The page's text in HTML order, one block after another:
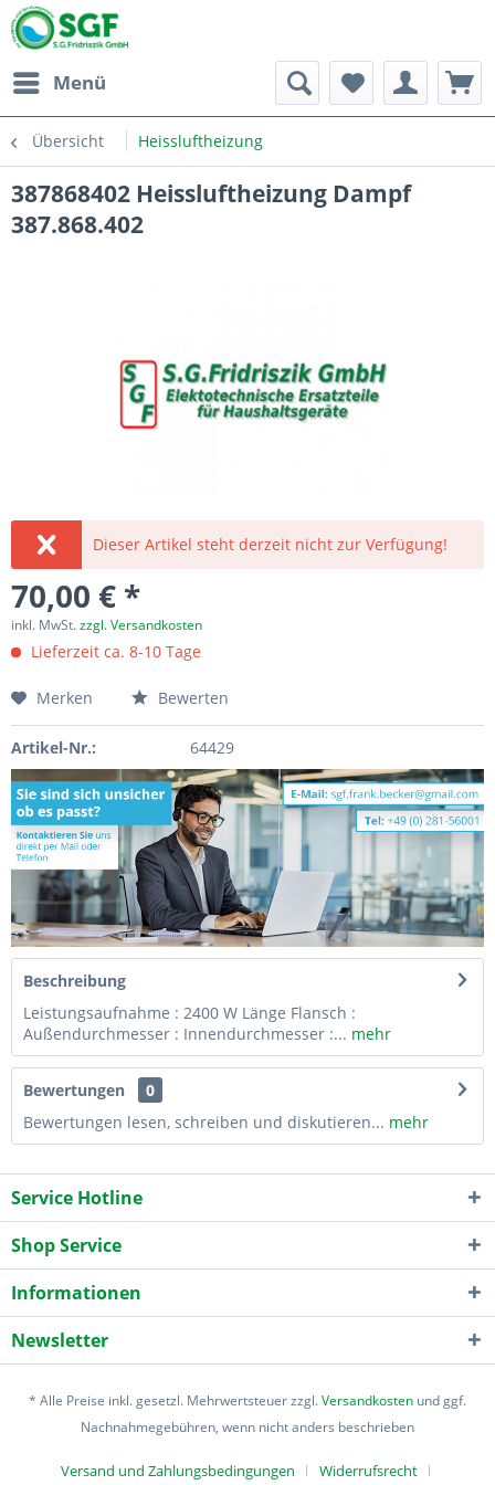
Menü
Übersicht Heissluftheizung
387868402 Heissluftheizung Dampf
387.868.402
Dieser Artikel steht derzeit nicht zur Verfügung!
70,00 € *
inkl. MwSt.zzgl. Versandkosten
Lieferzeit ca. 8-10 Tage
Merken Bewerten
Artikel-Nr.: 64429
Beschreibung
Leistungsaufnahme : 2400 W Länge Flansch :
Außendurchmesser : Innendurchmesser :... mehr
Bewertungen
0
Bewertungen lesen, schreiben und diskutieren... mehr
Service Hotline
Shop Service
Informationen
Newsletter
* Alle Preise inkl. gesetzl. Mehrwertsteuer zzgl.Versandkosten und ggf.
Nachnahmegebühren, wenn nicht anders beschrieben
Versand und Zahlungsbedingungen Widerrufsrecht